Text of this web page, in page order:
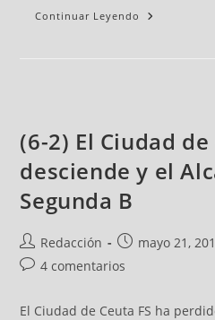
Continuar Leyendo
(6-2) El Ciudad de
desciende y el
Segunda B
Redacción mayo 21,
4 comentarios
El Ciudad de Ceuta FS ha